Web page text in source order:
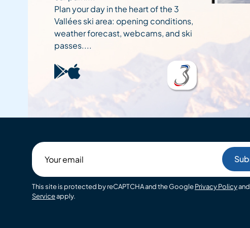
Plan your day in the heart of the 3
Vallées ski area: opening conditions,
weather forecast, webcams, and ski
passes....
email
This site is protected by reCAPTCHA and the GooglePrivacy Policyand
Serviceapply.